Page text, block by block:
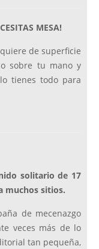
MESA!
de superficie
sobre tu mano y
tienes todo para
solitario de 17
muchos sitios.
de mecenazgo
veces más de lo
tan pequeña,